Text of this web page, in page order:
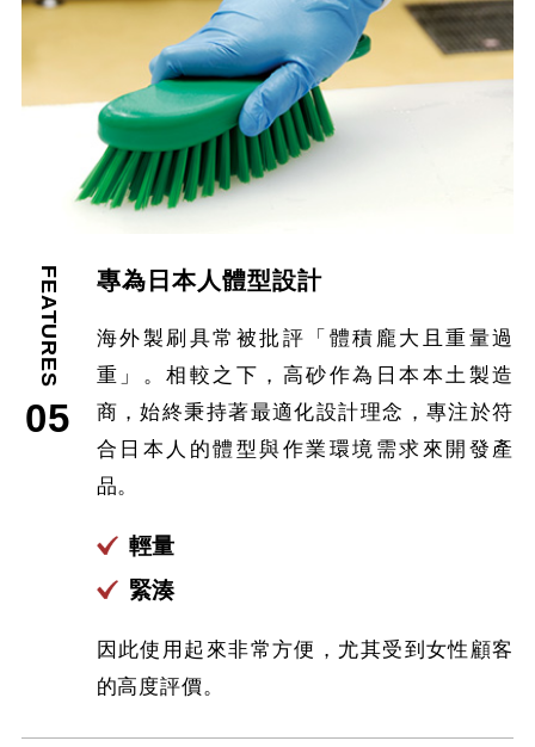
FEATURES
05
專為日本人體型設計
海外製刷具常被批評「體積龐大且重量過
重」。相較之下，高砂作為日本本土製造
商，始終秉持著最適化設計理念，專注於符
合日本人的體型與作業環境需求來開發產
品。
輕量
緊湊
因此使用起來非常方便，尤其受到女性顧客
的高度評價。